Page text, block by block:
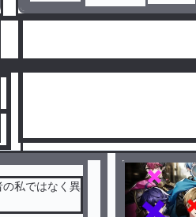
の私ではなく異